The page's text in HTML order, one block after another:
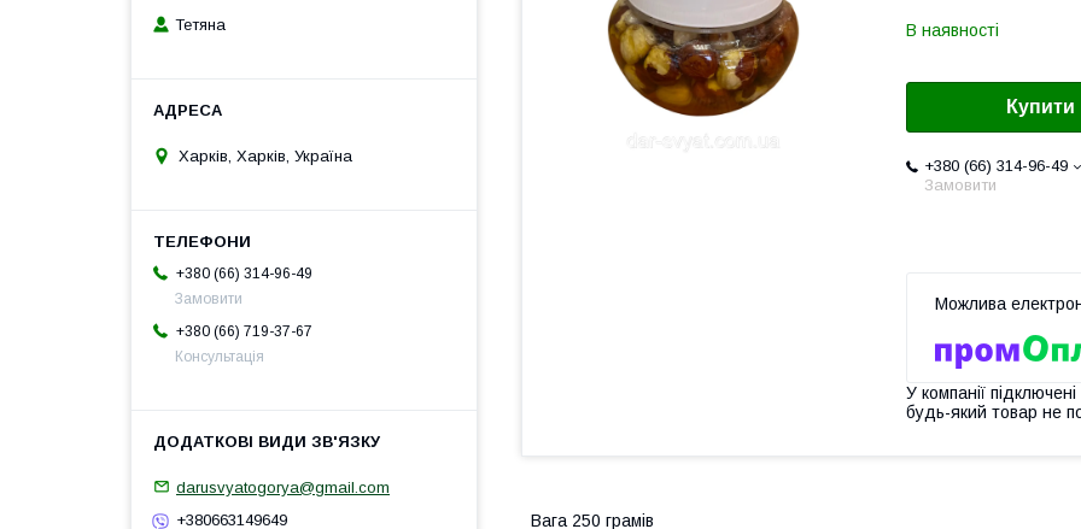
В наявності
Купити
+380 (66) 314-96-49
Замовити
У компанії
будь-який товар не
Вага 250 грамів
Тетяна
Харків, Харків, Україна
+380 (66) 314-96-49
Замовити
+380 (66) 719-37-67
Консультація
darusvyatogorya@gmail.com
+380663149649